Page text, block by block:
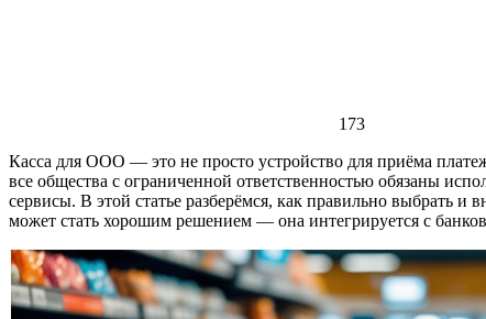
173
Касса для ООО — это не просто устройство для приёма
все общества с ограниченной ответственностью обязаны
сервисы. В этой статье разберёмся, как правильно выбрать
может стать хорошим решением — она интегрируется с